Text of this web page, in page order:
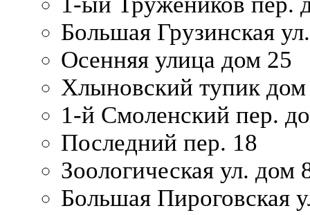
Большая Грузинская
Осенняя улица дом 25
Хлыновский тупик
1-й Смоленский пер.
Последний пер. 18
Зоологическая ул. дом
Большая Пироговская